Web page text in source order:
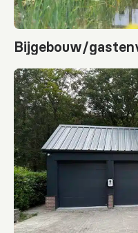
Bijgebouw/